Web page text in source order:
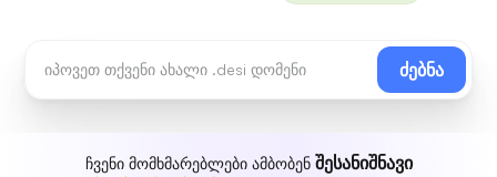
ძებნა
ჩვენი მომხმარებლები ამბობენ შესანიშნავი